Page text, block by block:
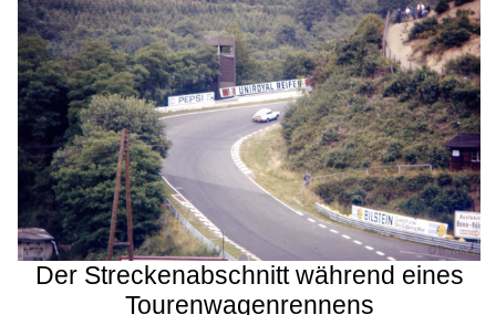
Der Streckenabschnitt während eines
Tourenwagenrennens